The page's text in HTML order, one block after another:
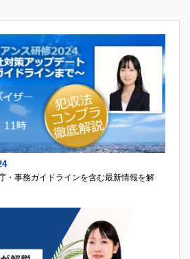
・事務ガイドラインを含む最新情報を解